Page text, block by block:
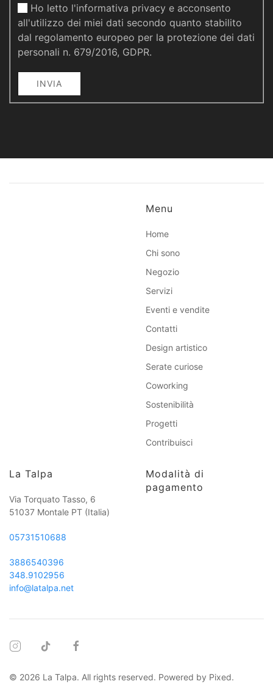
Ho letto l'informativa privacy e acconsento
all'utilizzo dei miei dati secondo quanto stabilito
dal regolamento europeo per la protezione dei dati
personali n. 679/2016, GDPR.
INVIA
Menu
Home
Chi sono
Negozio
Servizi
Eventi e vendite
Contatti
Design artistico
Serate curiose
Coworking
Sostenibilità
Progetti
Contribuisci
La Talpa
Via Torquato Tasso, 6
51037 Montale PT (Italia)
05731510688
3886540396
348.9102956
info@latalpa.net
Modalità di
pagamento
© 2026 La Talpa. All rights reserved. Powered by Pixed.